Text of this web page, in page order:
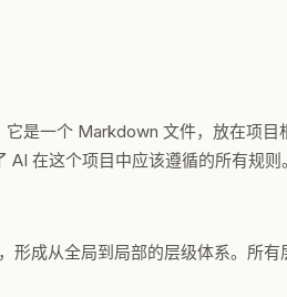
是一个 Markdown 文件，放在项
在这个项目中应该遵循的所有规则。
形成从全局到局部的层级体系。所有